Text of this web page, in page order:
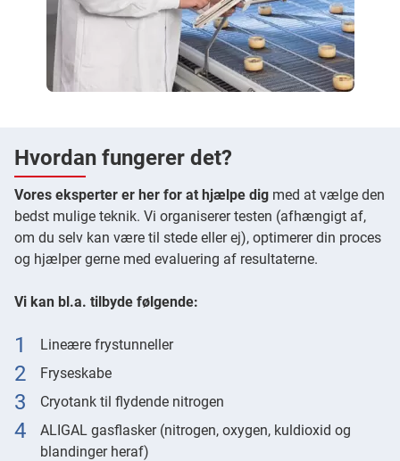
Hvordan fungerer det?
Vores eksperter er her for at hjælpe dig med at vælge den
bedst mulige teknik. Vi organiserer testen (afhængigt af,
om du selv kan være til stede eller ej), optimerer din proces
og hjælper gerne med evaluering af resultaterne.
Vi kan bl.a. tilbyde følgende:
Lineære frystunneller
Fryseskabe
Cryotank til flydende nitrogen
ALIGAL gasflasker (nitrogen, oxygen, kuldioxid og
blandinger heraf)